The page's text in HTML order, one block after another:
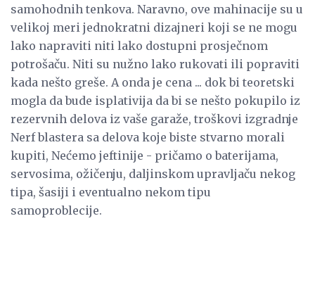
samohodnih tenkova. Naravno, ove mahinacije su u
velikoj meri jednokratni dizajneri koji se ne mogu
lako napraviti niti lako dostupni prosječnom
potrošaču. Niti su nužno lako rukovati ili popraviti
kada nešto greše. A onda je cena ... dok bi teoretski
mogla da bude isplativija da bi se nešto pokupilo iz
rezervnih delova iz vaše garaže, troškovi izgradnje
Nerf blastera sa delova koje biste stvarno morali
kupiti, Nećemo jeftinije - pričamo o baterijama,
servosima, ožičenju, daljinskom upravljaču nekog
tipa, šasiji i eventualno nekom tipu
samoproblecije.